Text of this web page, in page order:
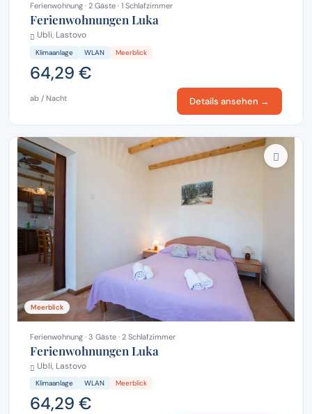
Ferienwohnung · 2 Gäste · 1 Schlafzimmer
Ferienwohnungen Luka
Ubli, Lastovo
Klimaanlage WLAN Meerblick
64,29 €
ab / Nacht Details ansehen →
Meerblick
Ferienwohnung · 3 Gäste · 2 Schlafzimmer
Ferienwohnungen Luka
Ubli, Lastovo
Klimaanlage WLAN Meerblick
64,29 €